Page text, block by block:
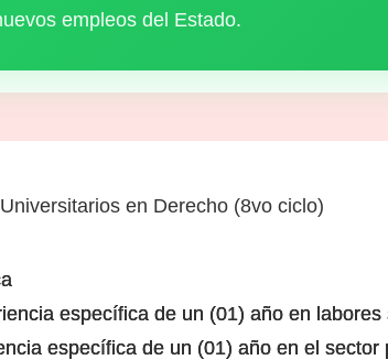
empleos del Estado.
en Derecho (8vo ciclo)
específica de un (01) año en labores
específica de un (01) año en el sector